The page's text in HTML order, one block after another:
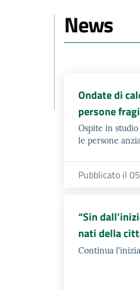
News
Ondate di
persone
Ospite in
le persone
Pubblicato il
“Sin
nati della
Continua